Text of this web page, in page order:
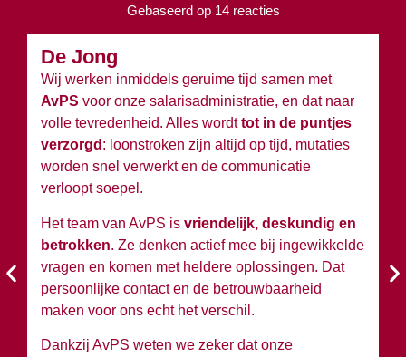
Gebaseerd op 14 reacties
De Jong
Wij werken inmiddels geruime tijd samen met
AvPS voor onze salarisadministratie, en dat naar
volle tevredenheid. Alles wordttot in de puntjes
verzorgd : loonstroken zijn altijd op tijd, mutaties
worden snel verwerkt en de communicatie
verloopt soepel.
Het team van AvPS is vriendelijk, deskundig en
betrokken. Ze denken actief mee bij ingewikkelde
vragen en komen met heldere oplossingen. Dat
persoonlijke contact en de betrouwbaarheid
maken voor ons echt het verschil.
Dankzij AvPS weten we zeker dat onze